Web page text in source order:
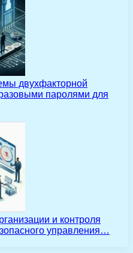
двухфакторной
паролями для
и контроля
управления…